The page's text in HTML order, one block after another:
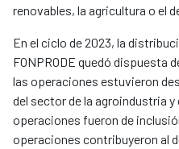
renovables, la agricultura o el
En el ciclo de 2023, la
FONPRODE quedó dispuesta
las operaciones estuvieron
del sector de la agroindustria y
operaciones fueron de
operaciones contribuyeron al